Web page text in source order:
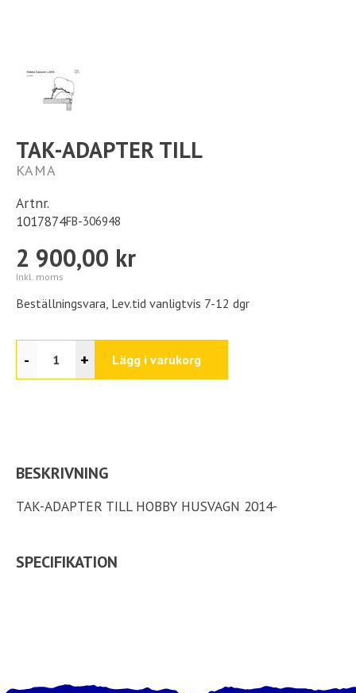
TAK-ADAPTER TILL
KAMA
Artnr.
1017874FB-306948
2 900,00 kr
Inkl. moms
Beställningsvara, Lev.tid vanligtvis 7-12 dgr
- + Lägg i varukorg
BESKRIVNING
TAK-ADAPTER TILL HOBBY HUSVAGN 2014-
SPECIFIKATION